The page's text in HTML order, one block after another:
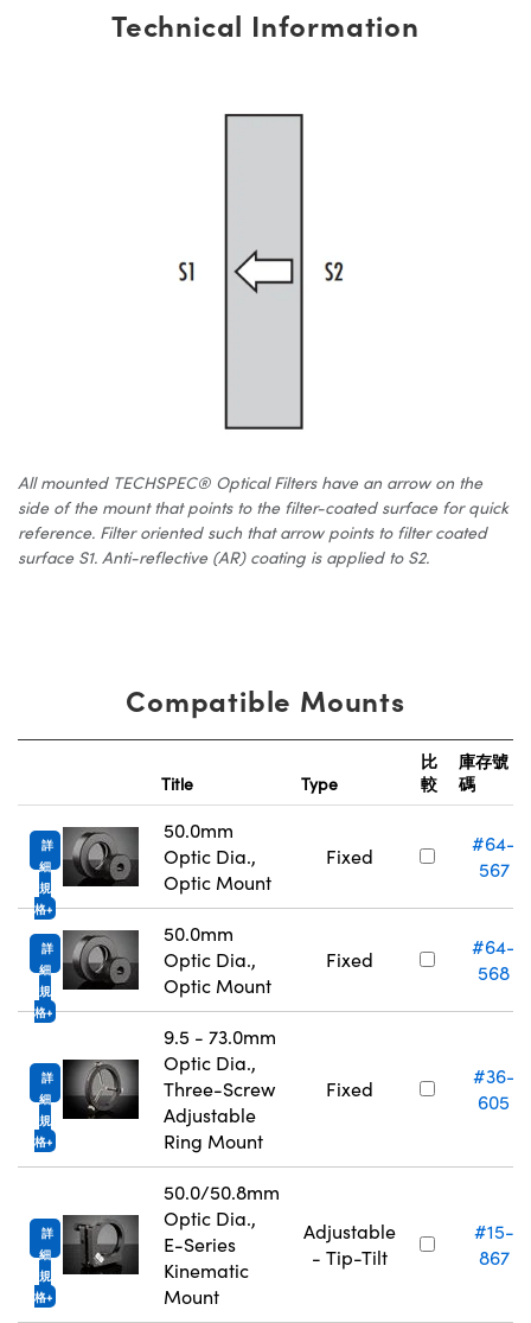
Technical Information
All mounted TECHSPEC® Optical Filters have an arrow on the
side of the mount that points to the filter-coated surface for quick
reference. Filter oriented such that arrow points to filter coated
surface S1. Anti-reflective (AR) coating is applied to S2.
Compatible Mounts
Title Type
比
較
庫存號
碼
詳
細
規
格
50.0mm
Optic Dia.,
Optic Mount
Fixed
#64-
567
詳
細
規
格
50.0mm
Optic Dia.,
Optic Mount
Fixed
#64-
568
詳
細
規
格
9.5 - 73.0mm
Optic Dia.,
Three-Screw
Adjustable
Ring Mount
Fixed
#36-
605
詳
細
規
格
50.0/50.8mm
Optic Dia.,
E-Series
Kinematic
Mount
Adjustable
- Tip-Tilt
#15-
867